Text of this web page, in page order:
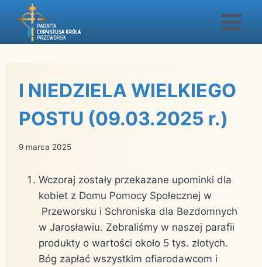
Przejdź
I NIEDZIELA WIELKIEGO
POSTU (09.03.2025 r.)
9 marca 2025
Wczoraj zostały przekazane upominki dla
kobiet z Domu Pomocy Społecznej w
Przeworsku i Schroniska dla Bezdomnych
w Jarosławiu. Zebraliśmy w naszej parafii
produkty o wartości około 5 tys. złotych.
Bóg zapłać wszystkim ofiarodawcom i